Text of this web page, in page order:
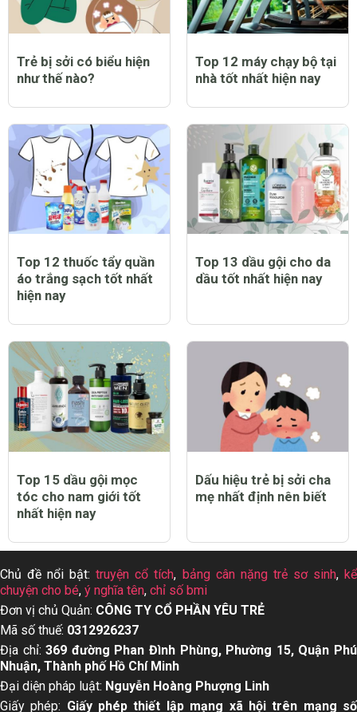
Trẻ bị sởi có biểu hiện
như thế nào?
Top 12 máy chạy bộ tại
nhà tốt nhất hiện nay
Top 12 thuốc tẩy quần
áo trắng sạch tốt nhất
hiện nay
Top 13 dầu gội cho da
dầu tốt nhất hiện nay
Top 15 dầu gội mọc
tóc cho nam giới tốt
nhất hiện nay
Dấu hiệu trẻ bị sởi cha
mẹ nhất định nên biết
Chủ đề nổi bật:truyện cổ tích, bảng cân nặng trẻ sơ sinh,kể
chuyện cho bé, ý nghĩa tên, chỉ số bmi
Đơn vị chủ Quản: CÔNG TY CỔ PHẦN YÊU TRẺ
Mã số thuế: 0312926237
Địa chỉ:369 đường Phan Đình Phùng, Phường 15, Quận Phú
Nhuận, Thành phố Hồ Chí Minh
Đại diện pháp luật: Nguyễn Hoàng Phượng Linh
Giấy phép: Giấy phép thiết lập mạng xã hội trên mạng số